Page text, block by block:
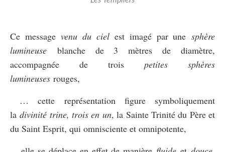
Ce messagevenu du cielest imagé par unesphère
lumineuse blanche de 3 mètres de diamètre,
accompagnée de troispetites sphères
lumineuses rouges,
… cette représentation figure symboliquement
ladivinité trine, trois en un, la Sainte Trinité du Père et
du Saint Esprit, qui omnisciente et omnipotente,